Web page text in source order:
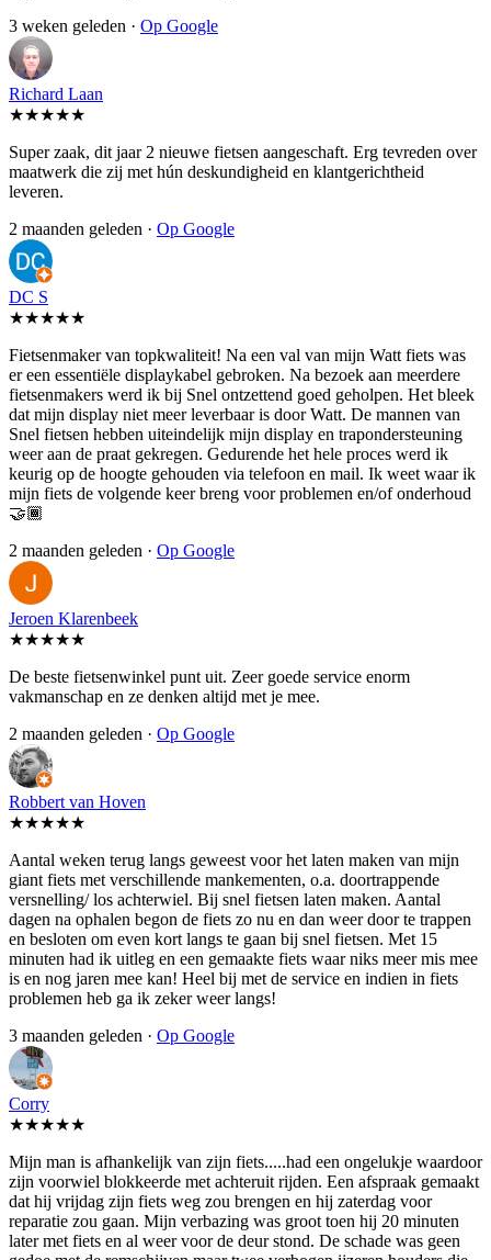
3 weken geleden · Op Google
Richard Laan
★★★★★
Super zaak, dit jaar 2 nieuwe fietsen aangeschaft. Erg tevreden over
maatwerk die zij met hún deskundigheid en klantgerichtheid
leveren.
2 maanden geleden · Op Google
DC S
★★★★★
Fietsenmaker van topkwaliteit! Na een val van mijn Watt fiets was
er een essentiële displaykabel gebroken. Na bezoek aan meerdere
fietsenmakers werd ik bij Snel ontzettend goed geholpen. Het bleek
dat mijn display niet meer leverbaar is door Watt. De mannen van
Snel fietsen hebben uiteindelijk mijn display en trapondersteuning
weer aan de praat gekregen. Gedurende het hele proces werd ik
keurig op de hoogte gehouden via telefoon en mail. Ik weet waar ik
mijn fiets de volgende keer breng voor problemen en/of onderhoud
🤝🏾
2 maanden geleden · Op Google
Jeroen Klarenbeek
★★★★★
De beste fietsenwinkel punt uit. Zeer goede service enorm
vakmanschap en ze denken altijd met je mee.
2 maanden geleden · Op Google
Robbert van Hoven
★★★★★
Aantal weken terug langs geweest voor het laten maken van mijn
giant fiets met verschillende mankementen, o.a. doortrappende
versnelling/ los achterwiel. Bij snel fietsen laten maken. Aantal
dagen na ophalen begon de fiets zo nu en dan weer door te trappen
en besloten om even kort langs te gaan bij snel fietsen. Met 15
minuten had ik uitleg en een gemaakte fiets waar niks meer mis mee
is en nog jaren mee kan! Heel bij met de service en indien in fiets
problemen heb ga ik zeker weer langs!
3 maanden geleden · Op Google
Corry
★★★★★
Mijn man is afhankelijk van zijn fiets.....had een ongelukje waardoor
zijn voorwiel blokkeerde met achteruit rijden. Een afspraak gemaakt
dat hij vrijdag zijn fiets weg zou brengen en hij zaterdag voor
reparatie zou gaan. Mijn verbazing was groot toen hij 20 minuten
later met fiets en al weer voor de deur stond. De schade was geen